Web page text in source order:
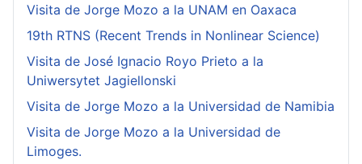
Visita de Jorge Mozo a la UNAM en Oaxaca
19th RTNS (Recent Trends in Nonlinear Science)
Visita de José Ignacio Royo Prieto a la
Uniwersytet Jagiellonski
Visita de Jorge Mozo a la Universidad de Namibia
Visita de Jorge Mozo a la Universidad de
Limoges.